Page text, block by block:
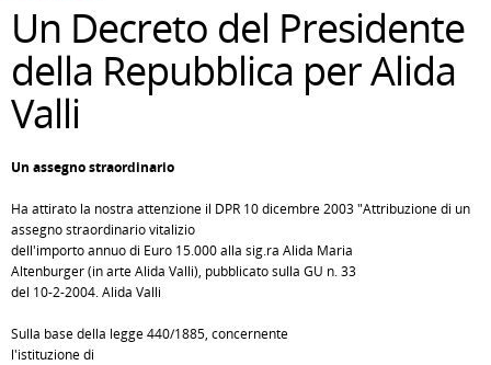
Un Decreto del Presidente
della Repubblica per Alida
Valli
Un assegno straordinario
Ha attirato la nostra attenzione il DPR 10 dicembre 2003 "Attribuzione di un
assegno straordinario vitalizio
dell'importo annuo di Euro 15.000 alla sig.ra Alida Maria
Altenburger (in arte Alida Valli), pubblicato sulla GU n. 33
del 10-2-2004. Alida Valli
Sulla base della legge 440/1885, concernente
l'istituzione di